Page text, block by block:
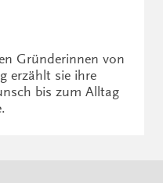
Gründerinnen von
erzählt sie ihre
bis zum Alltag